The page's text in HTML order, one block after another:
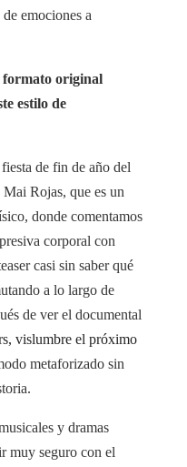
emociones a
formato original
estilo de
de fin de año del
Rojas, que es un
donde comentamos
corporal con
casi sin saber qué
a lo largo de
de ver el documental
vislumbre el próximo
metaforizado sin
y dramas
muy seguro con el